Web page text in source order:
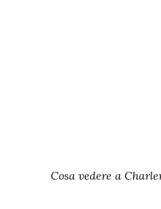
Cosa vedere a